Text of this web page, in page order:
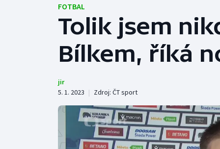
Hokej
Tenis
Cyklistika
Baseball a softbal
Basketbal
Boby a skeleton
Box
FOTBAL
Tolik jsem
Bílkem, říká
jir
5. 1. 2023 | Zdroj: ČT sport